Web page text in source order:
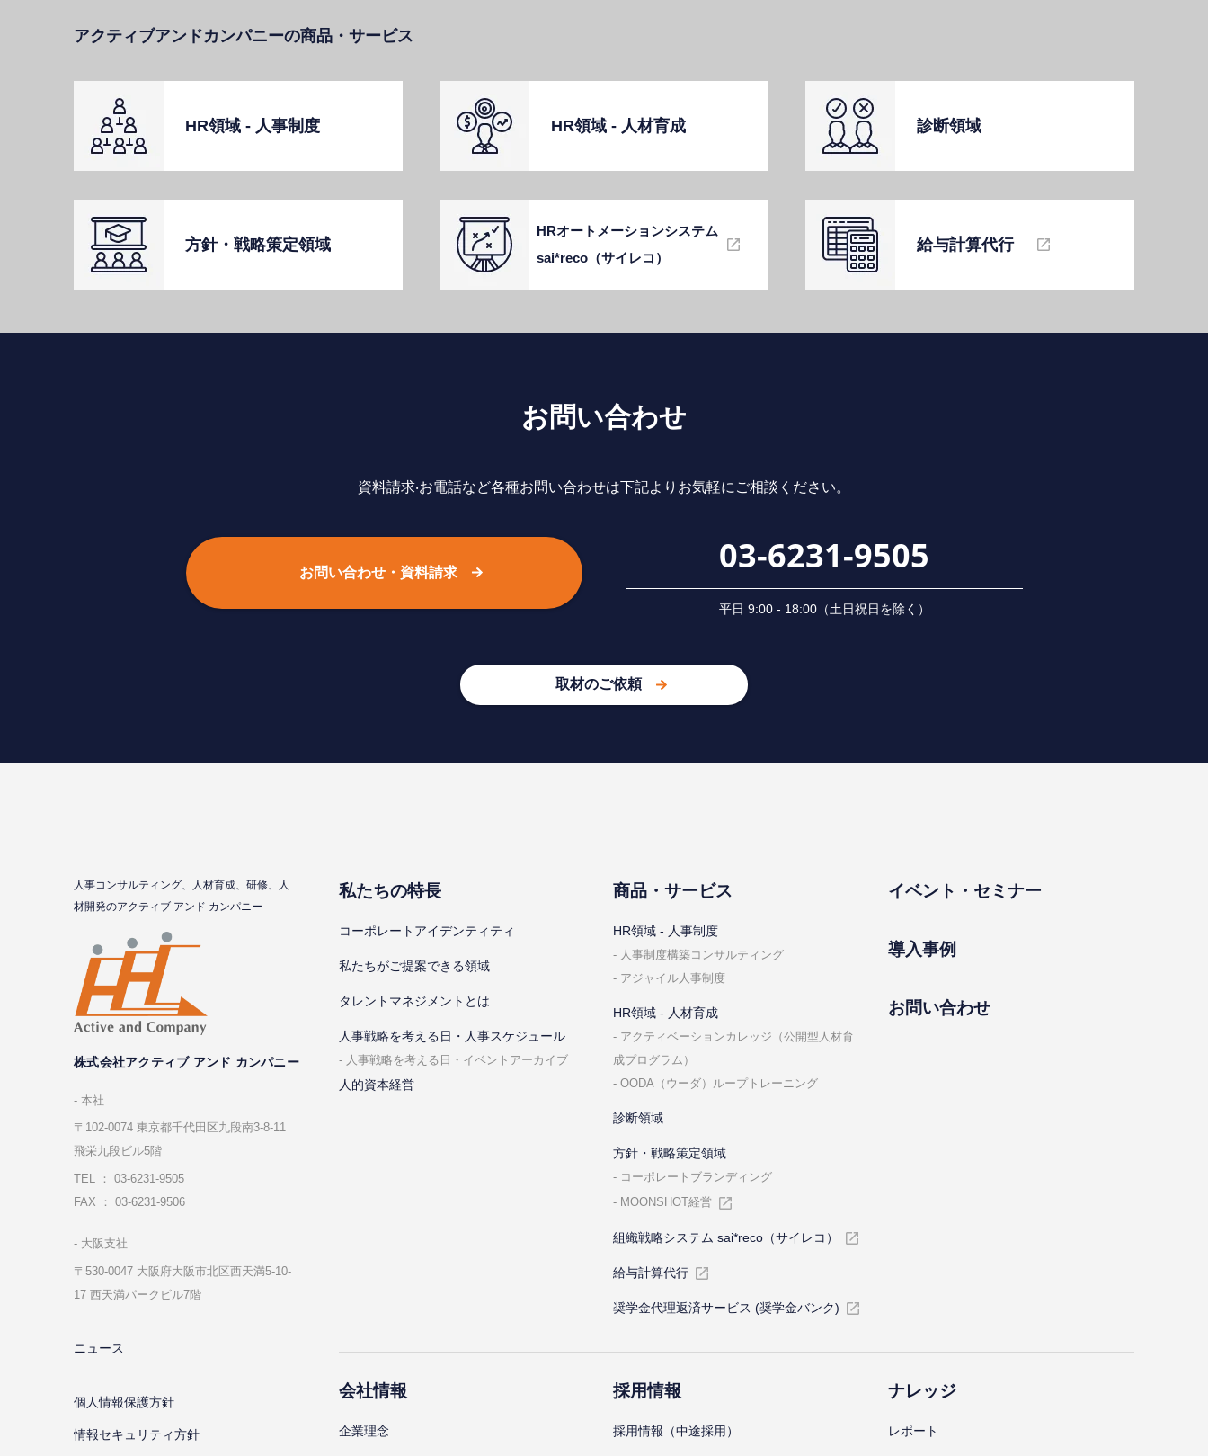
アクティブアンドカンパニーの商品・サービス
HR領域 - ⼈事制度 HR領域 - ⼈材育成 診断領域
⽅針・戦略策定領域
HRオートメーションシステム
sai*reco（サイレコ）
給与計算代⾏
お問い合わせ
資料請求‧お電話など各種お問い合わせは下記よりお気軽にご相談ください。
お問い合わせ・資料請求 03-6231-9505
平⽇ 9:00 - 18:00（⼟⽇祝⽇を除く）
取材のご依頼
⼈事コンサルティング、⼈材育成、研修、⼈
材開発のアクティブ アンド カンパニー
株式会社アクティブ アンド カンパニー
本社
〒102-0074 東京都千代⽥区九段南3-8-11
飛栄九段ビル5階
TEL ： 03-6231-9505
FAX ： 03-6231-9506
⼤阪⽀社
〒530-0047 ⼤阪府⼤阪市北区⻄天満5-10-
17 ⻄天満パークビル7階
ニュース
個⼈情報保護⽅針
情報セキュリティ⽅針
私たちの特⻑
コーポレートアイデンティティ
私たちがご提案できる領域
タレントマネジメントとは
⼈事戦略を考える⽇・⼈事スケジュール
⼈事戦略を考える⽇・イベントアーカイブ
人的資本経営
商品・サービス
HR領域 - ⼈事制度
⼈事制度構築コンサルティング
アジャイル⼈事制度
HR領域 - ⼈材育成
アクティベーションカレッジ（公開型⼈材育
成プログラム）
OODA（ウーダ）ループトレーニング
診断領域
⽅針・戦略策定領域
コーポレートブランディング
MOONSHOT経営
組織戦略システム sai*reco（サイレコ）
給与計算代⾏
奨学金代理返済サービス (奨学金バンク)
イベント・セミナー
導⼊事例
お問い合わせ
会社情報
企業理念
採⽤情報
採⽤情報（中途採⽤）
ナレッジ
レポート